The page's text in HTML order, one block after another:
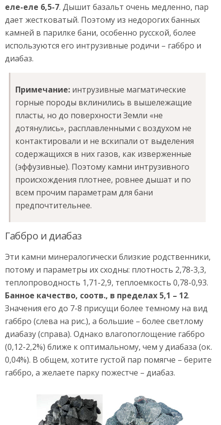
еле-еле 6,5-7. Дышит базальт очень медленно, пар
дает жестковатый. Поэтому из недорогих банных
камней в парилке бани, особенно русской, более
используются его интрузивные родичи – габбро и
диабаз.
Примечание: интрузивные магматические
горные породы вклинились в вышележащие
пласты, но до поверхности Земли «не
дотянулись», расплавленными с воздухом не
контактировали и не вскипали от выделения
содержащихся в них газов, как изверженные
(эффузивные). Поэтому камни интрузивного
происхождения плотнее, ровнее дышат и по
всем прочим параметрам для бани
предпочтительнее.
Габбро и диабаз
Эти камни минералогически близкие родственники,
потому и параметры их сходны: плотность 2,78-3,3,
теплопроводность 1,71-2,9, теплоемкость 0,78-0,93.
Банное качество, соотв., в пределах 5,1 – 12.
Значения его до 7-8 присущи более темному на вид
габбро (слева на рис.), а большие – более светлому
диабазу (справа). Однако влагопоглощение габбро
(0,12-2,2%) ближе к оптимальному, чем у диабаза (ок.
0,04%). В общем, хотите густой пар помягче – берите
габбро, а желаете парку пожестче – диабаз.